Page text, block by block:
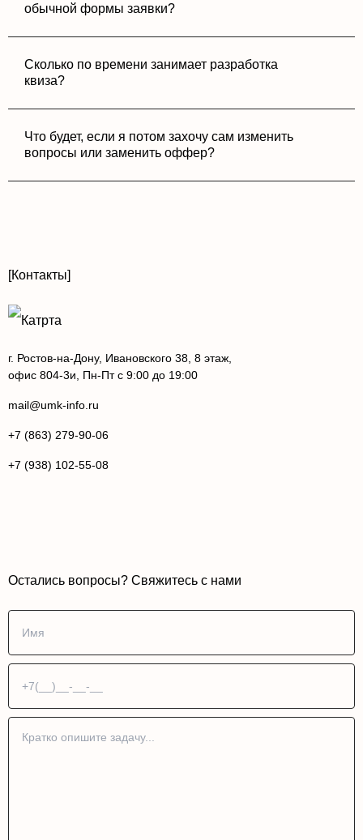
обычной формы заявки?
Сколько по времени занимает разработка
квиза?
Что будет, если я потом захочу сам изменить
вопросы или заменить оффер?
[Контакты]
г. Ростов-на-Дону, Ивановского 38, 8 этаж,
офис 804-3и, Пн-Пт с 9:00 до 19:00
mail@umk-info.ru
+7 (863) 279-90-06
+7 (938) 102-55-08
Остались вопросы? Свяжитесь с нами